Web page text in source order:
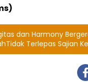
dan Harmony
Terlepas Sajian